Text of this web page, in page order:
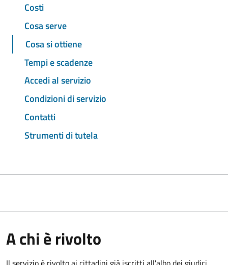
Costi
Cosa serve
Cosa si ottiene
Tempi e scadenze
Accedi al servizio
Condizioni di servizio
Contatti
Strumenti di tutela
A chi è rivolto